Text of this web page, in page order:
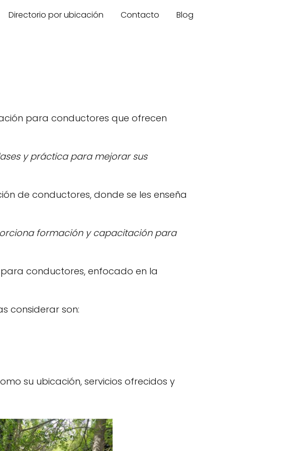
Directorio por ubicación Contacto Blog
para conductores que ofrecen
y práctica para mejorar sus
de conductores, donde se les enseña
formación y capacitación para
conductores, enfocado en la
considerar son:
su ubicación, servicios ofrecidos y